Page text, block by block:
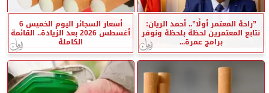
”راحة المعتمر أولًا”.. أحمد الريان:
نتابع المعتمرين لحظة بلحظة ونوفر
برامج عمرة...
أسعار السجائر اليوم الخميس 6
أغسطس 2026 بعد الزيادة.. القائمة
الكاملة